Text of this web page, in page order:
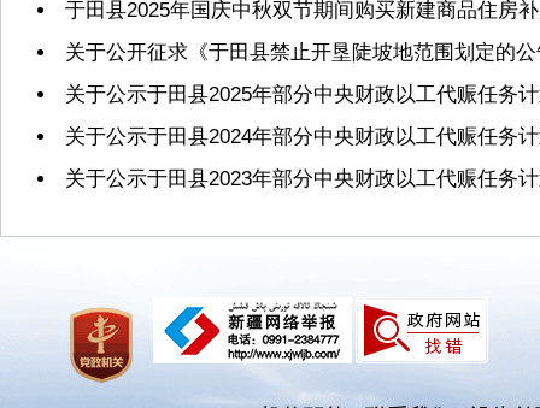
于田县2025年国庆中秋双节期间购买新建商品住房
关于公开征求《于田县禁止开垦陡坡地范围划定的
关于公示于田县2025年部分中央财政以工代赈任务
关于公示于田县2024年部分中央财政以工代赈任务
关于公示于田县2023年部分中央财政以工代赈任务